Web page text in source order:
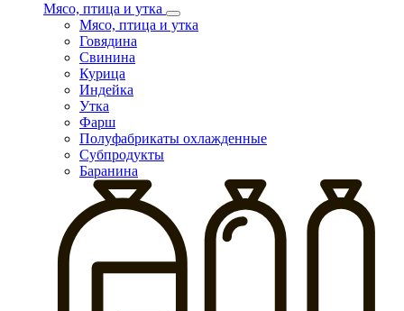
Мясо, птица и утка
Мясо, птица и утка
Говядина
Свинина
Курица
Индейка
Утка
Фарш
Полуфабрикаты охлажденные
Субпродукты
Баранина